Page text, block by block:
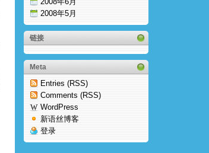
2008年5月
链接
Meta
Entries (RSS)
Comments (RSS)
WordPress
新语丝博客
登录